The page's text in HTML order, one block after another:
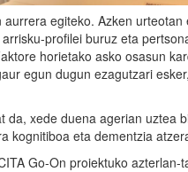
egiteko. Azken urteotan
profilei buruz eta
horietako asko osasun
egun dugun ezagutzari
da, xede duena agerian uztea
kognitiboa eta dementzia
Go-On proiektuko azterlan-